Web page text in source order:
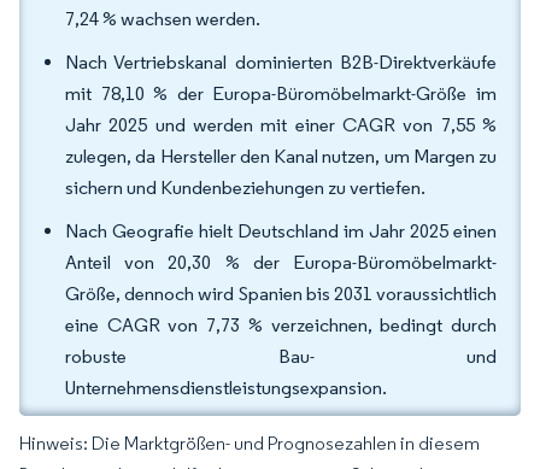
7,24 % wachsen werden.
Nach Vertriebskanal dominierten B2B-Direktverkäufe
mit 78,10 % der Europa-Büromöbelmarkt-Größe im
Jahr 2025 und werden mit einer CAGR von 7,55 %
zulegen, da Hersteller den Kanal nutzen, um Margen zu
sichern und Kundenbeziehungen zu vertiefen.
Nach Geografie hielt Deutschland im Jahr 2025 einen
Anteil von 20,30 % der Europa-Büromöbelmarkt-
Größe, dennoch wird Spanien bis 2031 voraussichtlich
eine CAGR von 7,73 % verzeichnen, bedingt durch
robuste Bau- und
Unternehmensdienstleistungsexpansion.
Hinweis: Die Marktgrößen- und Prognosezahlen in diesem